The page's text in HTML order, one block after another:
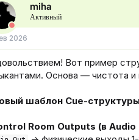
miha
Активный
2026
Вот пример
Основа — чистота и
шаблон Cue-
Room Outputs (в